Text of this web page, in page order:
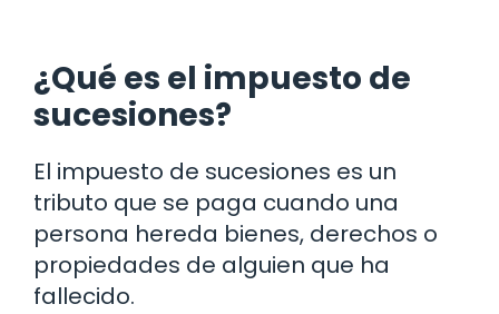
¿Qué es el impuesto de
sucesiones?
El impuesto de sucesiones es un
tributo que se paga cuando una
persona hereda bienes, derechos o
propiedades de alguien que ha
fallecido.